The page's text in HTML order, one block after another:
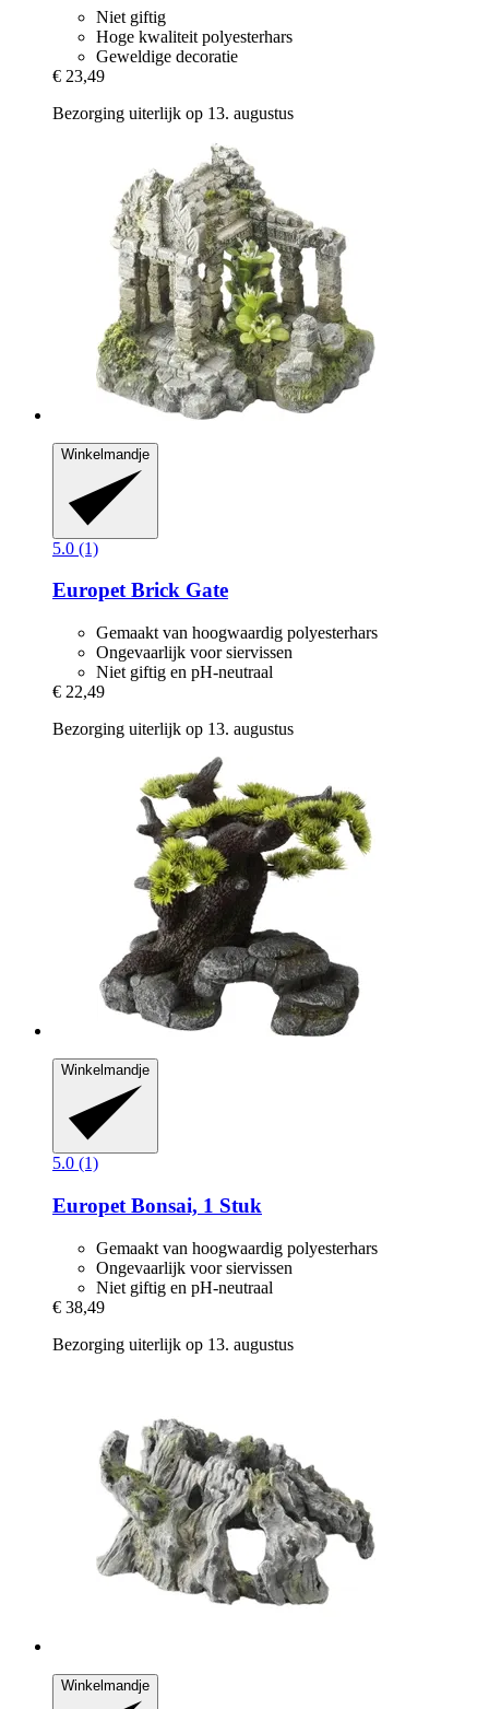
Niet giftig
Hoge kwaliteit polyesterhars
Geweldige decoratie
€ 23,49
Bezorging uiterlijk op 13. augustus
Winkelmandje
5.0 (1)
EuropetBrick Gate
Gemaakt van hoogwaardig polyesterhars
Ongevaarlijk voor siervissen
Niet giftig en pH-neutraal
€ 22,49
Bezorging uiterlijk op 13. augustus
Winkelmandje
5.0 (1)
Europet Bonsai, 1 Stuk
Gemaakt van hoogwaardig polyesterhars
Ongevaarlijk voor siervissen
Niet giftig en pH-neutraal
€ 38,49
Bezorging uiterlijk op 13. augustus
Winkelmandje